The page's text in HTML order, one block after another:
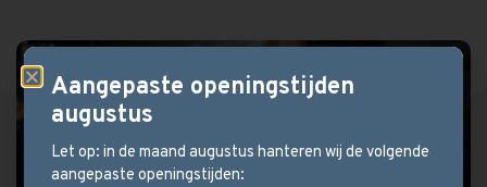
Aangepaste openingstijden
augustus
Let op: in de maand augustus hanteren wij de volgende
aangepaste openingstijden: